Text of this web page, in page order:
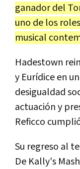
ganador del
uno de los
musical
Hadestown
y Eurídice en
desigualdad
actuación y
Reficco
Su regreso al
De Kally's